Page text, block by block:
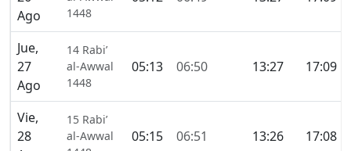
Ago
1448
Jue,
27
Ago
14 Rabi’
al-Awwal
1448
05:13 06:50 13:27 17:09
Vie,
28
15 Rabi’
al-Awwal
05:15 06:51 13:26 17:08